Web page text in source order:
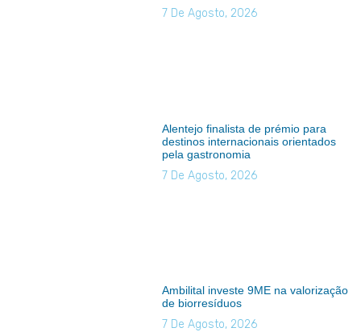
7 De Agosto, 2026
Alentejo finalista de prémio para
destinos internacionais orientados
pela gastronomia
7 De Agosto, 2026
Ambilital investe 9ME na valorização
de biorresíduos
7 De Agosto, 2026